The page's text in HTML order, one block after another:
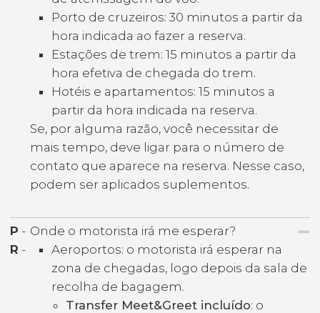
Porto de cruzeiros: 30 minutos a partir da
hora indicada ao fazer a reserva.
Estações de trem: 15 minutos a partir da
hora efetiva de chegada do trem.
Hotéis e apartamentos: 15 minutos a
partir da hora indicada na reserva.
Se, por alguma razão, você necessitar de
mais tempo, deve ligar para o número de
contato que aparece na reserva. Nesse caso,
podem ser aplicados suplementos.
P - Onde o motorista irá me esperar?
R -
Aeroportos: o motorista irá esperar na
zona de chegadas, logo depois da sala de
recolha de bagagem.
Transfer Meet&Greet incluído: o